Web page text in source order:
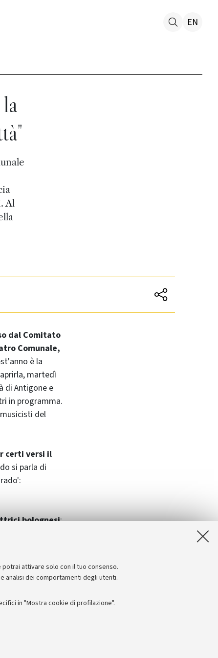
attivare solo con il tuo consenso.
analisi dei comportamenti degli utenti.
in "Mostra cookie di profilazione".
EN
Al
dal Comitato
Comunale,
è la
martedì
di Antigone e
in programma.
del
certi versi il
si parla di
bolognesi:
finale il 23